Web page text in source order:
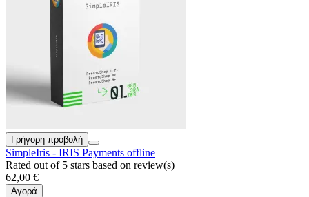
Γρήγορη προβολή
SimpleIris - IRIS Payments offline
Rated out of 5 stars based on review(s)
62,00 €
Αγορά